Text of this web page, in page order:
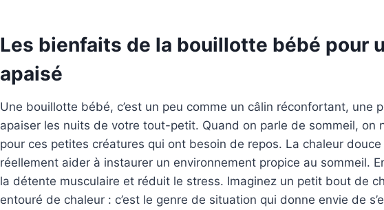
Les bienfaits de la bouillotte bébé pour
apaisé
Une bouillotte bébé, c’est un peu comme un câlin réconfortant, une
apaiser les nuits de votre tout-petit. Quand on parle de sommeil, on
pour ces petites créatures qui ont besoin de repos. La chaleur douce
réellement aider à instaurer un environnement propice au sommeil.
la détente musculaire et réduit le stress. Imaginez un petit bout de
entouré de chaleur : c’est le genre de situation qui donne envie de